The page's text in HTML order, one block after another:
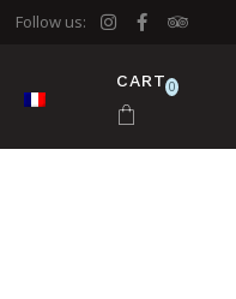
Follow us:
CART0